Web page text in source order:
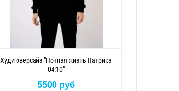
Худи оверсайз "Ночная жизнь Патрика
04:10"
5500 руб